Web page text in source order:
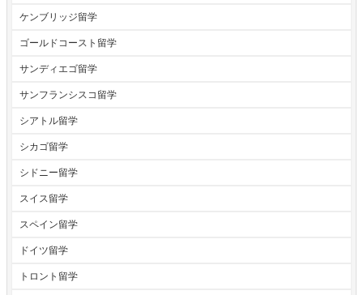
ケンブリッジ留学
ゴールドコースト留学
サンディエゴ留学
サンフランシスコ留学
シアトル留学
シカゴ留学
シドニー留学
スイス留学
スペイン留学
ドイツ留学
トロント留学